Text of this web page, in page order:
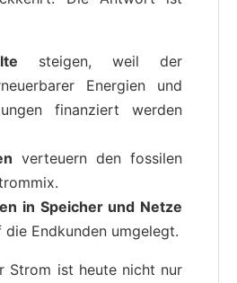
steigen, weil der
Energien und
finanziert werden
verteuern den fossilen
in Speicher und Netze
die Endkunden umgelegt.
Strom ist heute nicht nur